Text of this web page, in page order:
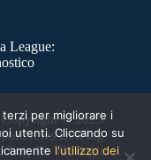
League:
Copyright © 2025
BetFlag
Legale: Via degli
per migliorare i
utenti. Cliccando su
l'utilizzo dei